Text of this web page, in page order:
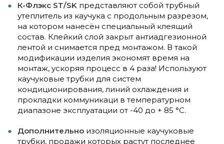
К-Флэкс ST/SK представляют собой трубный
утеплитель из каучука с продольным разрезом,
на котором нанесён специальный клеящий
состав. Клейкий слой закрыт антиадгезионной
лентой и снимается пред монтажом. В такой
модификации изделия экономят время на
монтаж, ускоряя процесс в 4 раза! Используют
каучуковые трубки для систем
кондиционирования, линий охлаждения и
прокладки коммуникаци в температурном
диапазоне эксплуатации от -40 до + 85 °C.
Дополнительно изоляционные каучуковые
трубки, продажи которых растут последнее